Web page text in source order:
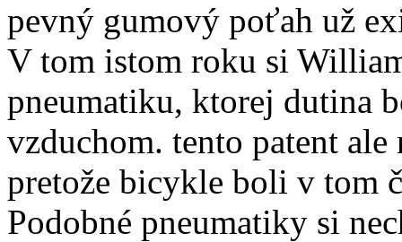
pevný gumový poťah už
V tom istom roku si
pneumatiku, ktorej dutina
vzduchom. tento patent
pretože bicykle boli v tom
Podobné pneumatiky si